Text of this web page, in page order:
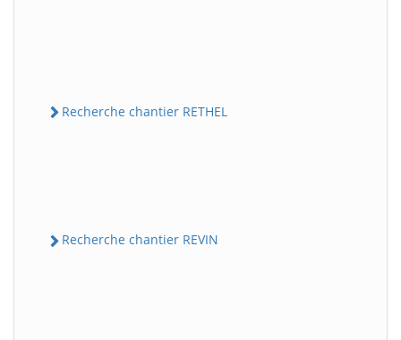
Recherche chantier RETHEL
Recherche chantier REVIN